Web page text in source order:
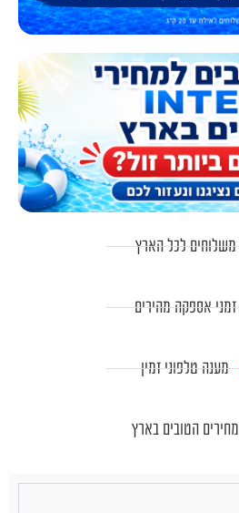
משלוחים לכל הארץ
זמני אספקה מהירים
מענה טלפוני זמין
מחירים הטובים בארץ